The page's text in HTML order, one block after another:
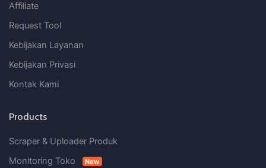
Affiliate
Request Tool
Kebijakan Layanan
Kebijakan Privasi
Kontak Kami
Products
Scraper & Uploader Produk
Monitoring Toko
New